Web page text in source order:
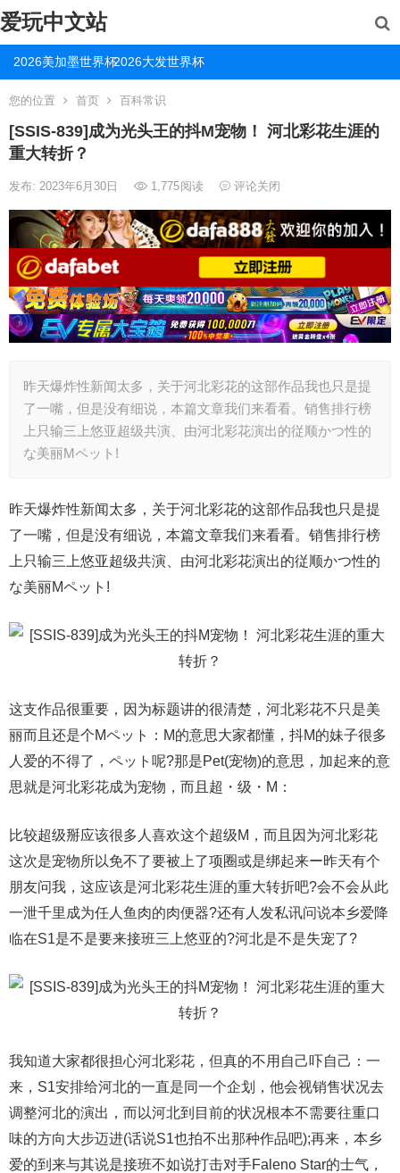
爱玩中文站
2026美加墨世界杯2026大发世界杯
您的位置 首页 百科常识
[SSIS-839]成为光头王的抖M宠物！ 河北彩花生涯的
重大转折？
发布: 2023年6月30日 1,775阅读 评论关闭
昨天爆炸性新闻太多，关于河北彩花的这部作品我也只是提
了一嘴，但是没有细说，本篇文章我们来看看。销售排行榜
上只输三上悠亚超级共演、由河北彩花演出的従顺かつ性的
な美丽Mペット!
昨天爆炸性新闻太多，关于河北彩花的这部作品我也只是提
了一嘴，但是没有细说，本篇文章我们来看看。销售排行榜
上只输三上悠亚超级共演、由河北彩花演出的従顺かつ性的
な美丽Mペット!
这支作品很重要，因为标题讲的很清楚，河北彩花不只是美
丽而且还是个Mペット：M的意思大家都懂，抖M的妹子很多
人爱的不得了，ペット呢?那是Pet(宠物)的意思，加起来的意
思就是河北彩花成为宠物，而且超・级・M：
比较超级掰应该很多人喜欢这个超级M，而且因为河北彩花
这次是宠物所以免不了要被上了项圈或是绑起来ー昨天有个
朋友问我，这应该是河北彩花生涯的重大转折吧?会不会从此
一泄千里成为任人鱼肉的肉便器?还有人发私讯问说本乡爱降
临在S1是不是要来接班三上悠亚的?河北是不是失宠了?
我知道大家都很担心河北彩花，但真的不用自己吓自己：一
来，S1安排给河北的一直是同一个企划，他会视销售状况去
调整河北的演出，而以河北到目前的状况根本不需要往重口
味的方向大步迈进(话说S1也拍不出那种作品吧);再来，本乡
爱的到来与其说是接班不如说打击对手Faleno Star的士气，